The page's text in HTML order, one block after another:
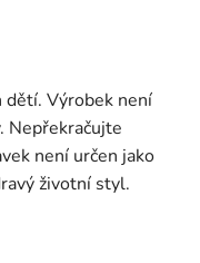
dětí. Výrobek není
Nepřekračujte
není určen jako
životní styl.